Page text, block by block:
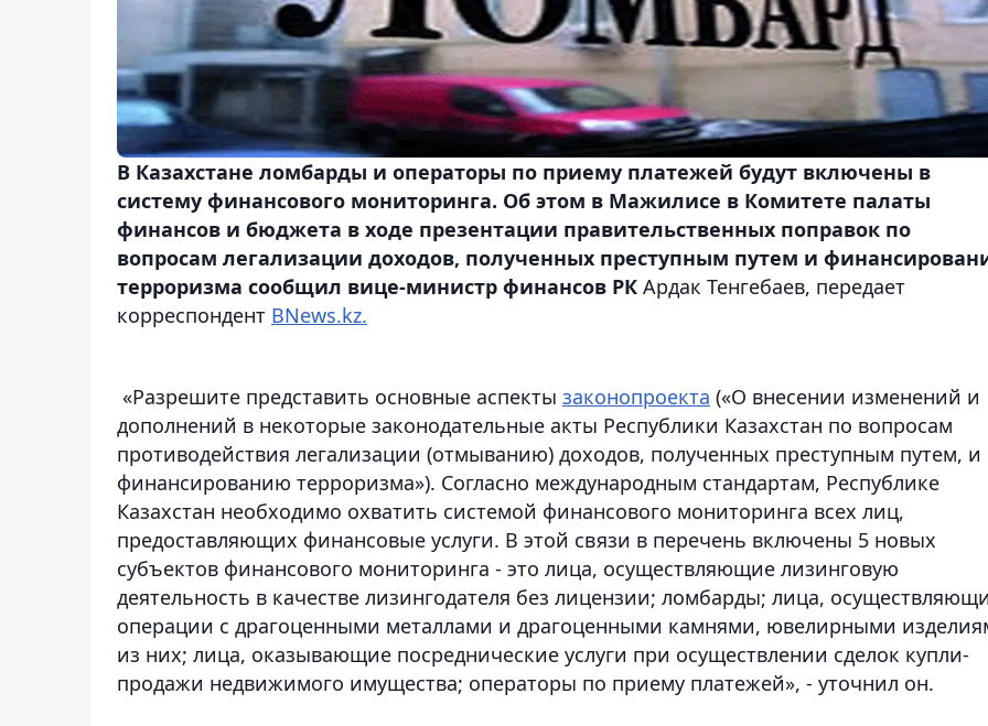
В Казахстане ломбарды и операторы по приему платежей будут включены в
систему финансового мониторинга. Об этом в Мажилисе в Комитете палаты
финансов и бюджета в ходе презентации правительственных поправок по
вопросам легализации доходов, полученных преступным путем и
терроризма сообщил вице-министр финансов РК Ардак Тенгебаев, передает
корреспондент BNews.kz.
«Разрешите представить основные аспекты законопроекта («О внесении изменений и
дополнений в некоторые законодательные акты Республики Казахстан по вопросам
противодействия легализации (отмыванию) доходов, полученных преступным путем, и
финансированию терроризма»). Согласно международным стандартам, Республике
Казахстан необходимо охватить системой финансового мониторинга всех лиц,
предоставляющих финансовые услуги. В этой связи в перечень включены 5 новых
субъектов финансового мониторинга - это лица, осуществляющие лизинговую
деятельность в качестве лизингодателя без лицензии; ломбарды; лица,
операции с драгоценными металлами и драгоценными камнями, ювелирными
из них; лица, оказывающие посреднические услуги при осуществлении сделок купли-
продажи недвижимого имущества; операторы по приему платежей», - уточнил он.